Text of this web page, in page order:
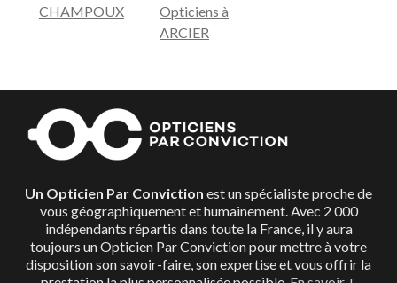
CHAMPOUX
Opticiens à
ARCIER
Un Opticien Par Conviction est un spécialiste proche de
vous géographiquement et humainement. Avec 2 000
indépendants répartis dans toute la France, il y aura
toujours un Opticien Par Conviction pour mettre à votre
disposition son savoir-faire, son expertise et vous offrir la